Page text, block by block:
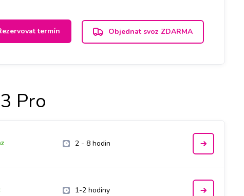
termín Objednat svoz ZDARMA
Pro
2 - 8 hodin
1-2 hodiny